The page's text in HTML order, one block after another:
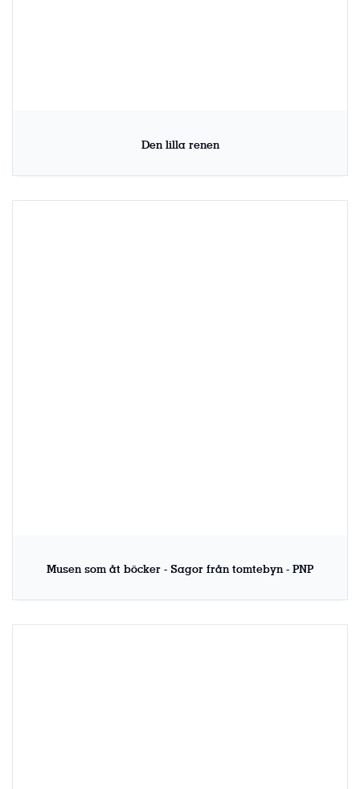
Den lilla renen
Musen som åt böcker - Sagor från tomtebyn - PNP